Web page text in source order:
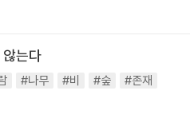
않는다
#나무 #비 #숲
#존재